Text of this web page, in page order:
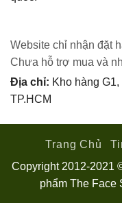
Website chỉ nhận đặt
Chưa hỗ trợ mua và
Địa chỉ: Kho hàng
TP.HCM
Trang Chủ
Copyright 2012-2021
phẩm The Face